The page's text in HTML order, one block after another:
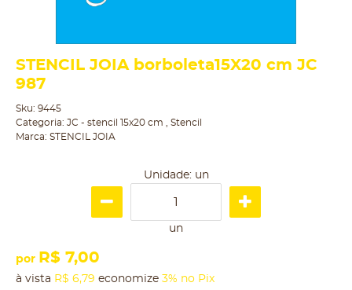
STENCIL JOIA borboleta15X20 cm JC
987
Sku: 9445
Categoria: JC - stencil 15x20 cm
Stencil
Marca: STENCIL JOIA
Unidade: un
un
por R$ 7,00
à vista R$ 6,79 economize 3% no Pix